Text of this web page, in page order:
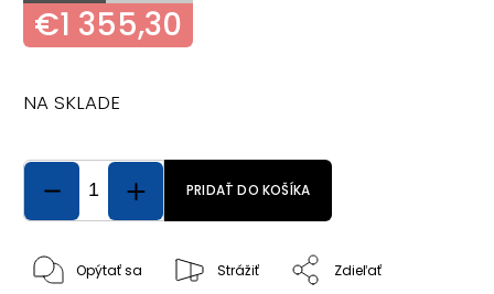
€1 355,30
NA SKLADE
PRIDAŤ DO KOŠÍKA
Opýtať sa Strážiť Zdieľať